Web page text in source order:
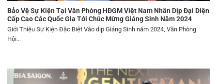
Bảo Vệ Sự Kiện Tại Văn Phòng HĐGM Việt Nam Nhân Dịp Đại Diện
Cấp Cao Các Quốc Gia Tới Chúc Mừng Giáng Sinh Năm 2024
Giới Thiệu Sự Kiện Đặc Biệt Vào dịp Giáng Sinh năm 2024, Văn Phòng
Hội...